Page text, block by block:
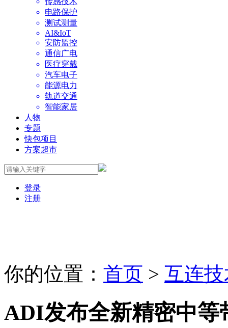
电路保护
测试测量
AI&IoT
安防监控
通信广电
医疗穿戴
汽车电子
能源电力
轨道交通
智能家居
人物
专题
快包项目
方案超市
登录
注册
你的位置： 首页 > 互连
ADI发布全新精密中等